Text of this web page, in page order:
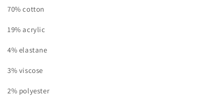
70% cotton
19% acrylic
4% elastane
3% viscose
2% polyester